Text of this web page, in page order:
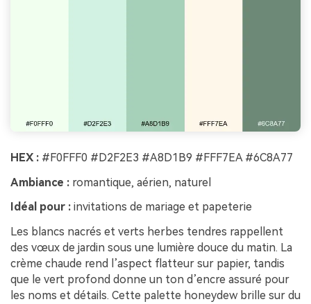
HEX : #F0FFF0 #D2F2E3 #A8D1B9 #FFF7EA #6C8A77
Ambiance : romantique, aérien, naturel
Idéal pour : invitations de mariage et papeterie
Les blancs nacrés et verts herbes tendres rappellent
des vœux de jardin sous une lumière douce du matin. La
crème chaude rend l’aspect flatteur sur papier, tandis
que le vert profond donne un ton d’encre assuré pour
les noms et détails. Cette palette honeydew brille sur du